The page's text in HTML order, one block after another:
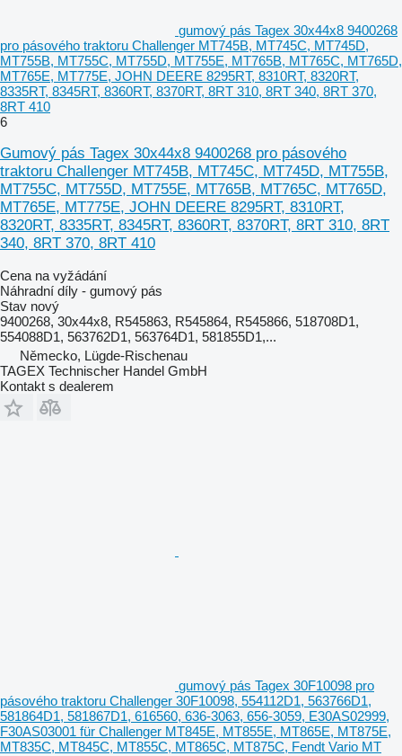
gumový pás Tagex 30x44x8 9400268
pro pásového traktoru Challenger MT745B, MT745C, MT745D,
MT755B, MT755C, MT755D, MT755E, MT765B, MT765C, MT765D,
MT765E, MT775E, JOHN DEERE 8295RT, 8310RT, 8320RT,
8335RT, 8345RT, 8360RT, 8370RT, 8RT 310, 8RT 340, 8RT 370,
8RT 410
6
Gumový pás Tagex 30x44x8 9400268 pro pásového
traktoru Challenger MT745B, MT745C, MT745D, MT755B,
MT755C, MT755D, MT755E, MT765B, MT765C, MT765D,
MT765E, MT775E, JOHN DEERE 8295RT, 8310RT,
8320RT, 8335RT, 8345RT, 8360RT, 8370RT, 8RT 310, 8RT
340, 8RT 370, 8RT 410
Cena na vyžádání
Náhradní díly - gumový pás
Stav nový
9400268, 30x44x8, R545863, R545864, R545866, 518708D1,
554088D1, 563762D1, 563764D1, 581855D1,...
Německo, Lügde-Rischenau
TAGEX Technischer Handel GmbH
Kontakt s dealerem
gumový pás Tagex 30F10098 pro
pásového traktoru Challenger 30F10098, 554112D1, 563766D1,
581864D1, 581867D1, 616560, 636-3063, 656-3059, E30AS02999,
F30AS03001 für Challenger MT845E, MT855E, MT865E, MT875E,
MT835C, MT845C, MT855C, MT865C, MT875C, Fendt Vario MT